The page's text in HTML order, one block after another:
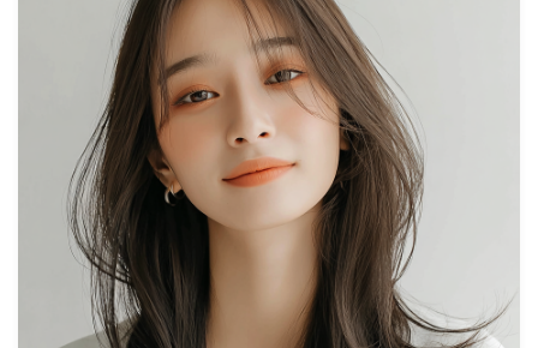
採用情報
COTON Journal
取り扱い製品について